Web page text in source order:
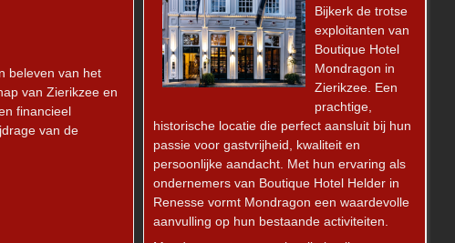
beleven van het
van Zierikzee en
financieel
van de
Bijkerk de trotse
exploitanten van
Boutique Hotel
Mondragon in
Zierikzee. Een
prachtige,
historische locatie die perfect aansluit bij hun
passie voor gastvrijheid, kwaliteit en
persoonlijke aandacht. Met hun ervaring als
ondernemers van Boutique Hotel Helder in
Renesse vormt Mondragon een waardevolle
aanvulling op hun bestaande activiteiten.